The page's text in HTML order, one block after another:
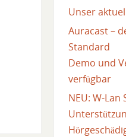
Unser
Auracast –
Standard
Demo und
verfügbar
NEU: W-